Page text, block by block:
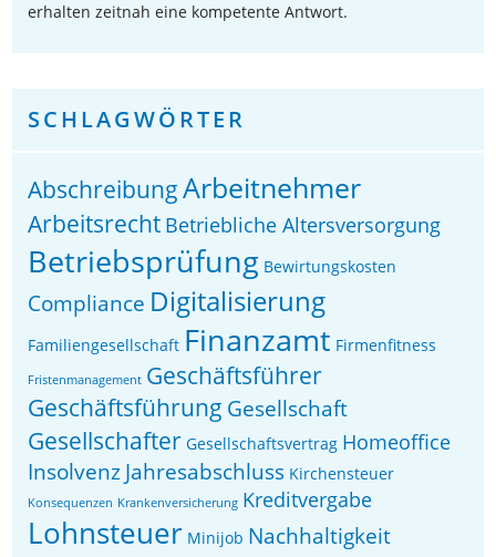
erhalten zeitnah eine kompetente Antwort.
SCHLAGWÖRTER
AbschreibungArbeitnehmer
Arbeitsrecht Betriebliche Altersversorgung
Betriebsprüfung Bewirtungskosten
Compliance Digitalisierung
Familiengesellschaft Finanzamt Firmenfitness
Fristenmanagement Geschäftsführer
Geschäftsführung Gesellschaft
Gesellschafter Gesellschaftsvertrag Homeoffice
InsolvenzJahresabschluss Kirchensteuer
Konsequenzen Krankenversicherung Kreditvergabe
Lohnsteuer Minijob Nachhaltigkeit